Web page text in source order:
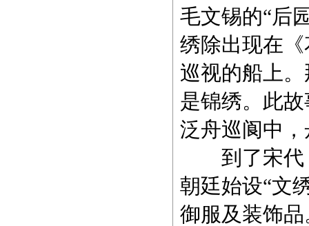
毛文锡的“后
绣除出现在
巡视的船上
是锦绣。此
泛舟巡阆中
到了宋代，
朝廷始设“文
御服及装饰